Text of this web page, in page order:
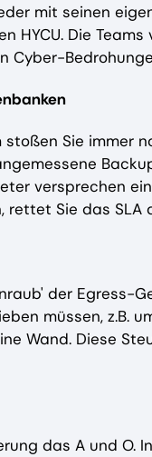
mit seinen
HYCU. Die
Cyber-
Sie immer
versprechen
rettet Sie das
der Egress-
müssen, z.B.
Wand. Diese
das A und O.